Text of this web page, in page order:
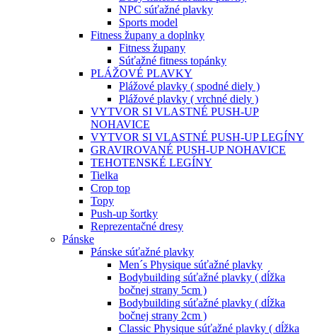
NPC súťažné plavky
Sports model
Fitness župany a doplnky
Fitness župany
Súťažné fitness topánky
PLÁŽOVÉ PLAVKY
Plážové plavky ( spodné diely )
Plážové plavky ( vrchné diely )
VYTVOR SI VLASTNÉ PUSH-UP
NOHAVICE
VYTVOR SI VLASTNÉ PUSH-UP LEGÍNY
GRAVIROVANÉ PUSH-UP NOHAVICE
TEHOTENSKÉ LEGÍNY
Tielka
Crop top
Topy
Push-up šortky
Reprezentačné dresy
Pánske
Pánske súťažné plavky
Men´s Physique súťažné plavky
Bodybuilding súťažné plavky ( dĺžka
bočnej strany 5cm )
Bodybuilding súťažné plavky ( dĺžka
bočnej strany 2cm )
Classic Physique súťažné plavky ( dĺžka